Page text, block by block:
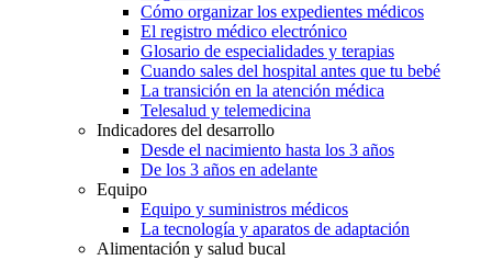
Cómo organizar los expedientes médicos
El registro médico electrónico
Glosario de especialidades y terapias
Cuando sales del hospital antes que tu bebé
La transición en la atención médica
Telesalud y telemedicina
Indicadores del desarrollo
Desde el nacimiento hasta los 3 años
De los 3 años en adelante
Equipo
Equipo y suministros médicos
La tecnología y aparatos de adaptación
Alimentación y salud bucal